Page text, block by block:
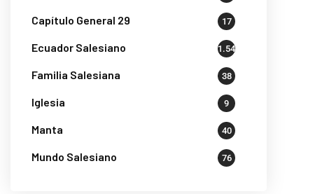
Capítulo General 29 17
Ecuador Salesiano 1.541
Familia Salesiana 38
Iglesia 9
Manta 40
Mundo Salesiano 76